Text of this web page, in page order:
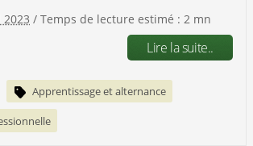
/ Temps de lecture estimé : 2 mn
Lire la suite..
Apprentissage et alternance